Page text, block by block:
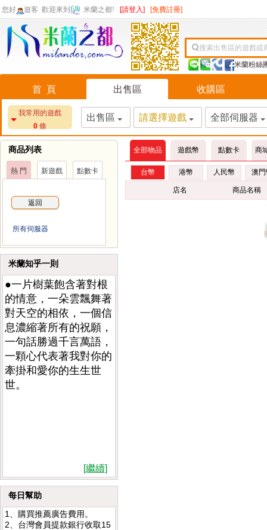
您好 遊客 歡迎來到 米蘭之都! [請登入] [免費註冊]
搜索出售區的遊戲或
米蘭粉絲
首 頁 出售區 收購區
我常用的遊戲
0 條
出售區 請選擇遊戲 全部伺服器
商品列表
熱 門 新遊戲 點數卡
返回
所有伺服器
米蘭知乎一則
●一片樹葉飽含著對根
的情意，一朵雲飄舞著
對天空的相依，一個信
息濃縮著所有的祝願，
一句話勝過千言萬語，
一顆心代表著我對你的
牽掛和愛你的生生世
世。
[繼續]
每日幫助
1、購買推薦廣告費用。
2、台灣會員提款銀行收取15
全部物品 遊戲幣 點數卡 商
台幣 港幣 人民幣 澳
店名 商品名稱